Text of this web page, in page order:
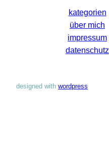
kategorien
über mich
impressum
datenschutz
designed with wordpress